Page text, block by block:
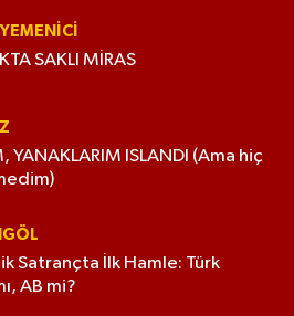
SAKLI MİRAS
YANAKLARIM ISLANDI (Ama hiç
Satrançta İlk Hamle: Türk
AB mi?